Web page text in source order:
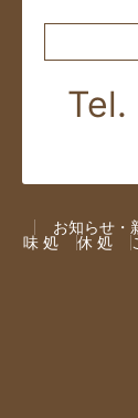
お知らせ・
味 処
休 処